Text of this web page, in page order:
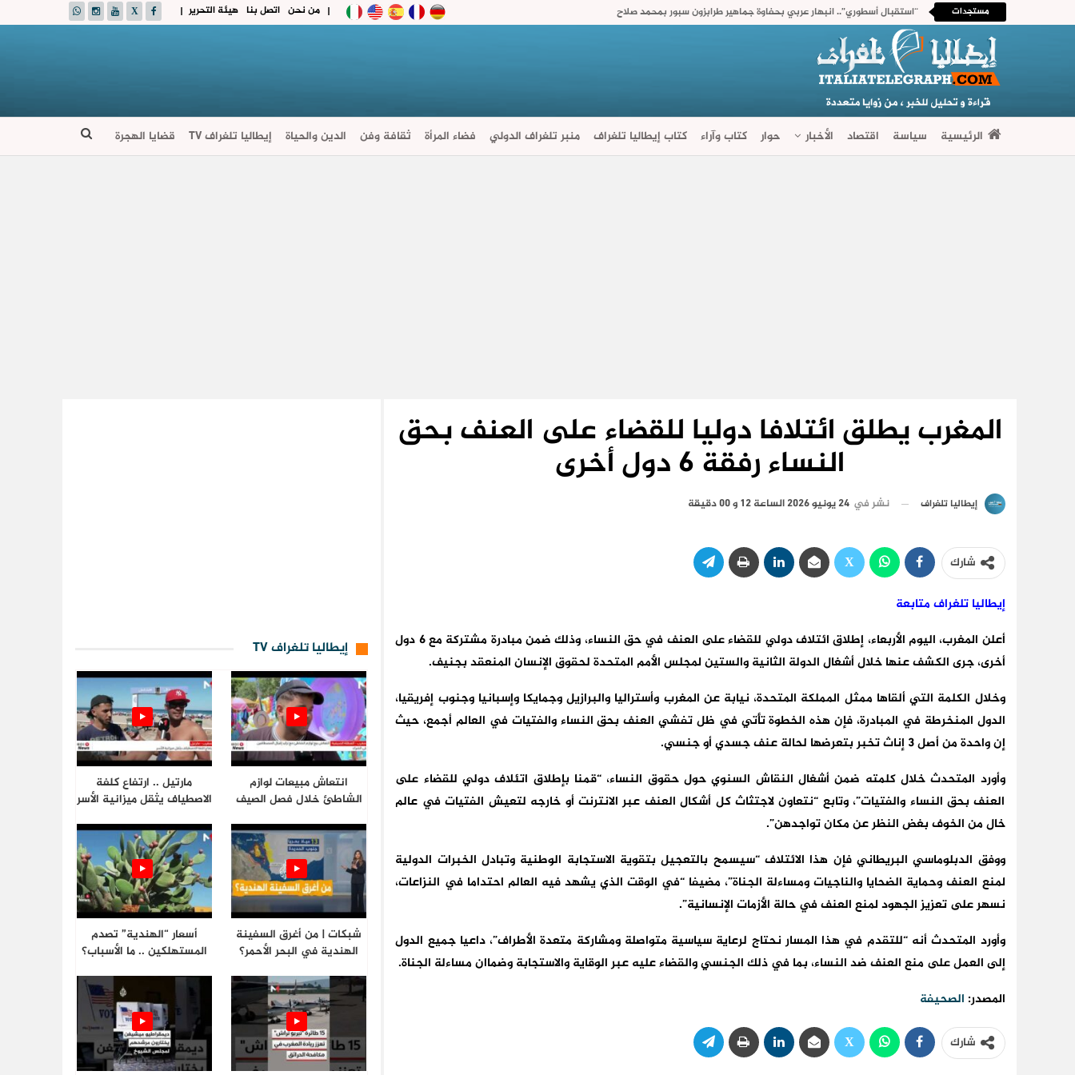
| هيئة التحرير اتصل بنا من نحن | مستجدات “استقبال أسطوري”.. انبهار عربي بحفاوة جماهير طرابزون سبور بمحمد صلاح
الرئيسية سياسة اقتصاد الأخبار حوار كتاب وآراء كتاب إيطاليا تلغراف منبر تلغراف الدولي فضاء المرأة ثقافة وفن الدين والحياة إيطاليا تلغراف TV قضايا الهجرة
المغرب يطلق ائتلافا دوليا للقضاء على العنف بحق
النساء رفقة 6 دول أخرى
إيطاليا تلغراف نشر في 24 يونيو 2026 الساعة 12 و 00 دقيقة
شارك
إيطاليا تلغراف متابعة
أعلن المغرب، اليوم الأربعاء، إطلاق ائتلاف دولي للقضاء على العنف في حق النساء، وذلك ضمن مبادرة مشتركة مع 6 دول
أخرى، جرى الكشف عنها خلال أشغال الدولة الثانية والستين لمجلس الأمم المتحدة لحقوق الإنسان المنعقد بجنيف.
وخلال الكلمة التي ألقاها ممثل المملكة المتحدة، نيابة عن المغرب وأستراليا والبرازيل وجمايكا وإسبانيا وجنوب إفريقيا،
الدول المنخرطة في المبادرة، فإن هذه الخطوة تأتي في ظل تفشي العنف بحق النساء والفتيات في العالم أجمع، حيث
إن واحدة من أصل 3 إناث تخبر بتعرضها لحالة عنف جسدي أو جنسي.
وأورد المتحدث خلال كلمته ضمن أشغال النقاش السنوي حول حقوق النساء، “قمنا بإطلاق اتئلاف دولي للقضاء على
العنف بحق النساء والفتيات”، وتابع “نتعاون لاجتثاث كل أشكال العنف عبر الانترنت أو خارجه لتعيش الفتيات في عالم
خال من الخوف بغض النظر عن مكان تواجدهن”.
ووفق الدبلوماسي البريطاني فإن هذا الائتلاف “سيسمح بالتعجيل بتقوية الاستجابة الوطنية وتبادل الخبرات الدولية
لمنع العنف وحماية الضحايا والناجيات ومساءلة الجناة”، مضيفا “في الوقت الذي يشهد فيه العالم احتداما في النزاعات،
نسهر على تعزيز الجهود لمنع العنف في حالة الأزمات الإنسانية”.
وأورد المتحدث أنه “للتقدم في هذا المسار نحتاج لرعاية سياسية متواصلة ومشاركة متعدة الأطراف”، داعيا جميع الدول
إلى العمل على منع العنف ضد النساء، بما في ذلك الجنسي والقضاء عليه عبر الوقاية والاستجابة وضماان مساءلة الجناة.
المصدر: الصحيفة
شارك
إيطاليا تلغراف TV
انتعاش مبيعات لوازم
الشاطئ خلال فصل الصيف
مارتيل .. ارتفاع كلفة
الاصطياف يثقل ميزانية الأسر
شبكات | من أغرق السفينة
الهندية في البحر الأحمر؟
أسعار “الهندية” تصدم
المستهلكين .. ما الأسباب؟